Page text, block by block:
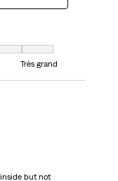
Très grand
but not